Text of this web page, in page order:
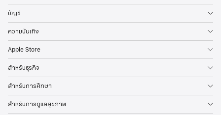
บัญชี
ความบันเทิง
Apple Store
สำหรับธุรกิจ
สำหรับการศึกษา
สำหรับการดูแลสุขภาพ